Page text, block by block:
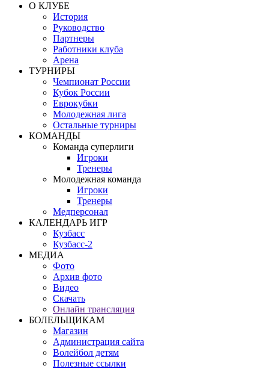
О КЛУБЕ
История
Руководство
Партнеры
Работники клуба
Арена
ТУРНИРЫ
Чемпионат России
Кубок России
Еврокубки
Молодежная лига
Остальные турниры
КОМАНДЫ
Команда суперлиги
Игроки
Тренеры
Молодежная команда
Игроки
Тренеры
Медперсонал
КАЛЕНДАРЬ ИГР
Кузбасс
Кузбасс-2
МЕДИА
Фото
Архив фото
Видео
Скачать
Онлайн трансляция
БОЛЕЛЬЩИКАМ
Магазин
Администрация сайта
Волейбол детям
Полезные ссылки